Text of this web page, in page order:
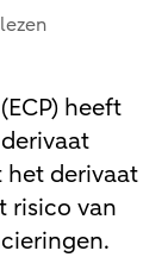
heeft
het derivaat
risico van